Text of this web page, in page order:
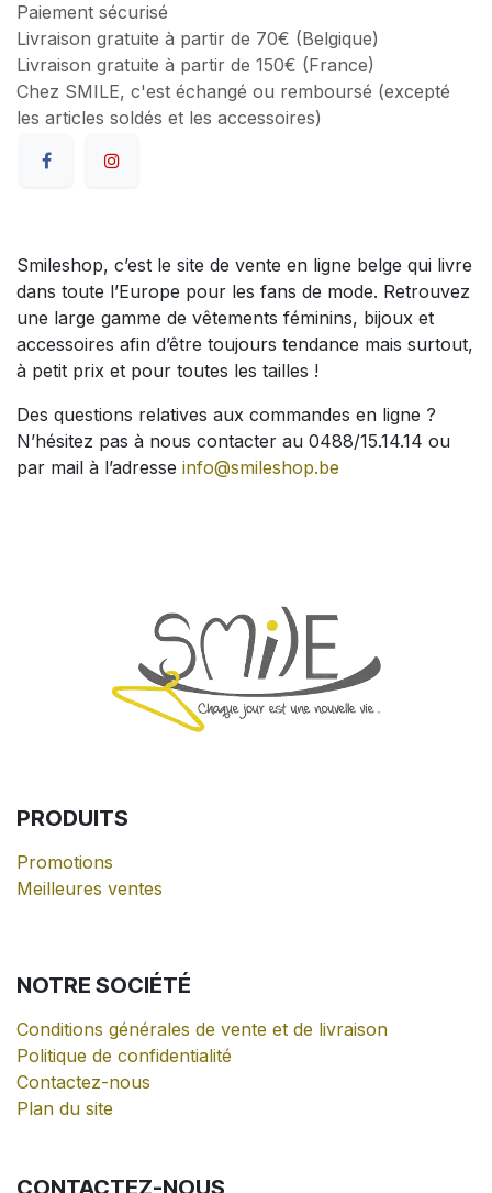
Paiement sécurisé
Livraison gratuite à partir de 70€ (Belgique)
Livraison gratuite à partir de 150€ (France)
Chez SMILE, c'est échangé ou remboursé (excepté
les articles soldés et les accessoires)
Smileshop, c’est le site de vente en ligne belge qui livre
dans toute l’Europe pour les fans de mode. Retrouvez
une large gamme de vêtements féminins, bijoux et
accessoires afin d’être toujours tendance mais surtout,
à petit prix et pour toutes les tailles !
Des questions relatives aux commandes en ligne ?
N’hésitez pas à nous contacter au 0488/15.14.14 ou
par mail à l’adresse info@smileshop.be
PRODUITS
Promotions
Meilleures ventes
NOTRE SOCIÉTÉ
Conditions générales de vente et de livraison
Politique de confidentialité
Contactez-nous
Plan du site
CONTACTEZ-NOUS